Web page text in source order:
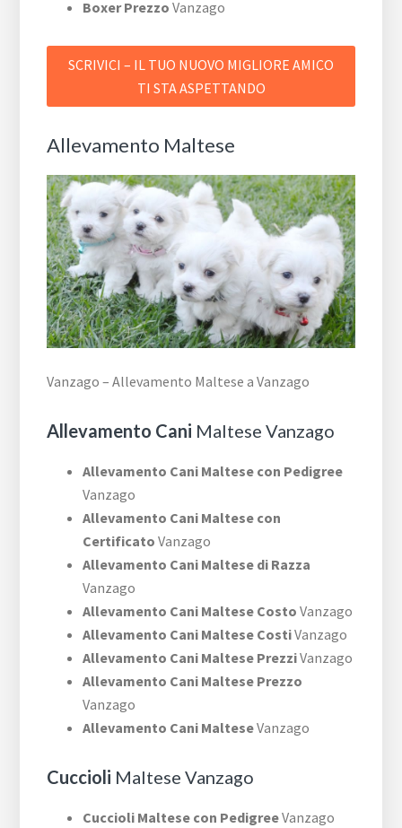
Boxer Prezzo Vanzago
SCRIVICI – IL TUO NUOVO MIGLIORE AMICO
TI STA ASPETTANDO
Allevamento Maltese
Vanzago – Allevamento Maltese a Vanzago
Allevamento Cani Maltese Vanzago
Allevamento Cani Maltese con Pedigree
Vanzago
Allevamento Cani Maltese con
Certificato Vanzago
Allevamento Cani Maltese di Razza
Vanzago
Allevamento Cani Maltese Costo Vanzago
Allevamento Cani Maltese CostiVanzago
Allevamento Cani Maltese PrezziVanzago
Allevamento Cani Maltese Prezzo
Vanzago
Allevamento Cani MalteseVanzago
Cuccioli Maltese Vanzago
Cuccioli Maltese con PedigreeVanzago